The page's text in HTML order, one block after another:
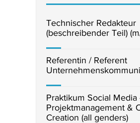
Technischer Redakteur
(beschreibender Teil)
Referentin / Referent
Praktikum Social Media
Projektmanagement &
Creation (all genders)